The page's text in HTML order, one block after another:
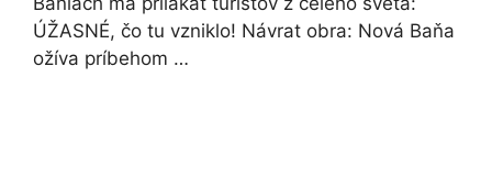
ÚŽASNÉ, čo tu vzniklo! Návrat obra: Nová Baňa
ožíva príbehom …